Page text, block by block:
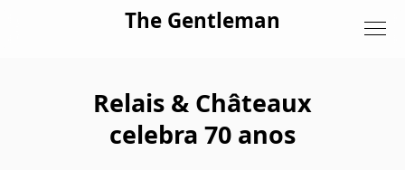
The Gentleman
Relais & Châteaux
celebra 70 anos